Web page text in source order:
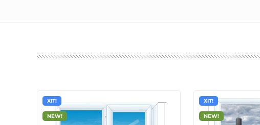
ХІТ!
NEW!
ХІТ!
NEW!